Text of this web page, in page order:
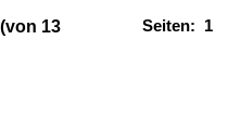
Seiten: 1
(von 13